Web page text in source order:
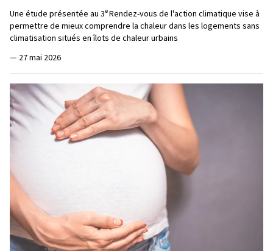
Une étude présentée au 3eRendez-vous de l'action climatique vise à
permettre de mieux comprendre la chaleur dans les logements sans
climatisation situés en îlots de chaleur urbains
— 27 mai 2026